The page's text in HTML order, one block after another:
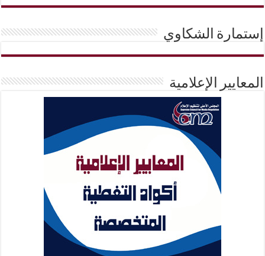
إستمارة الشكاوي
المعايير الإعلامية